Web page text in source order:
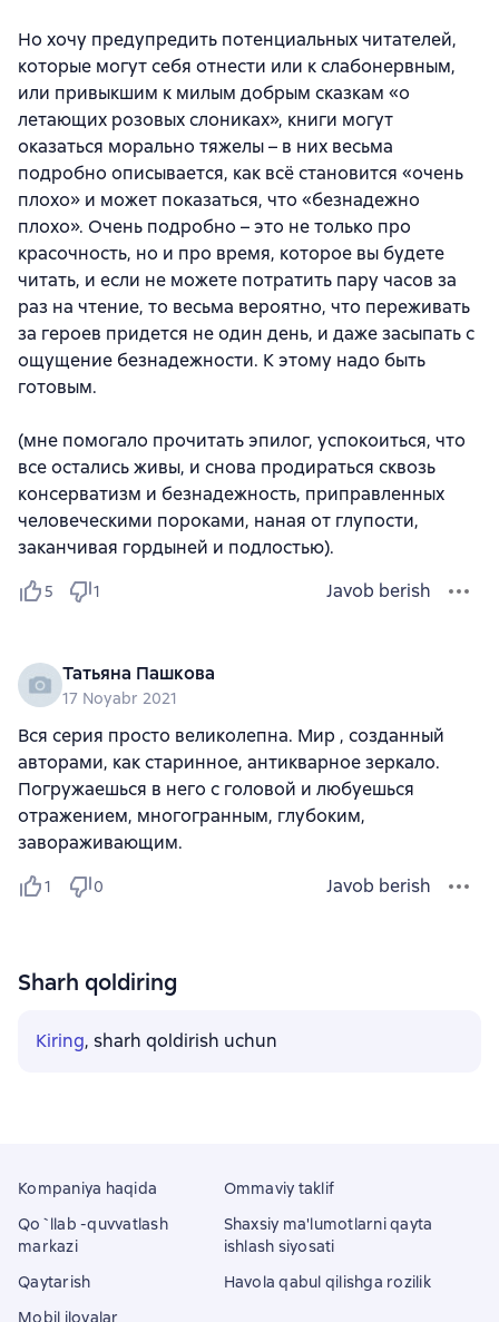
Но хочу предупредить потенциальных читателей,
которые могут себя отнести или к слабонервным,
или привыкшим к милым добрым сказкам «о
летающих розовых слониках», книги могут
оказаться морально тяжелы – в них весьма
подробно описывается, как всё становится «очень
плохо» и может показаться, что «безнадежно
плохо». Очень подробно – это не только про
красочность, но и про время, которое вы будете
читать, и если не можете потратить пару часов за
раз на чтение, то весьма вероятно, что переживать
за героев придется не один день, и даже засыпать с
ощущение безнадежности. К этому надо быть
готовым.
(мне помогало прочитать эпилог, успокоиться, что
все остались живы, и снова продираться сквозь
консерватизм и безнадежность, приправленных
человеческими пороками, наная от глупости,
заканчивая гордыней и подлостью).
5 1 Javob berish
Татьяна Пашкова
17 Noyabr 2021
Вся серия просто великолепна. Мир , созданный
авторами, как старинное, антикварное зеркало.
Погружаешься в него с головой и любуешься
отражением, многогранным, глубоким,
завораживающим.
1 0 Javob berish
Sharh qoldiring
Kiring, sharh qoldirish uchun
Kompaniya haqida
Qo`llab -quvvatlash
markazi
Qaytarish
Mobil ilovalar
Ommaviy taklif
Shaxsiy ma'lumotlarni qayta
ishlash siyosati
Havola qabul qilishga rozilik